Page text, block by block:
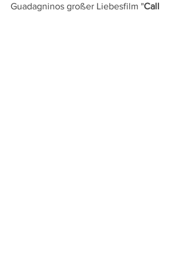
Guadagninos großer Liebesfilm "Call